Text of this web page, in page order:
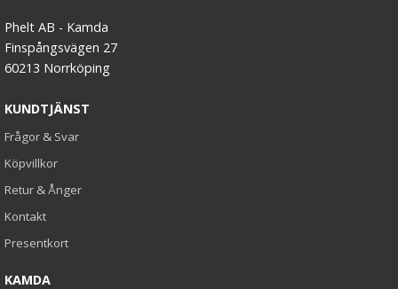
Phelt AB - Kamda
Finspångsvägen 27
60213 Norrköping
KUNDTJÄNST
Frågor & Svar
Köpvillkor
Retur & Ånger
Kontakt
Presentkort
KAMDA